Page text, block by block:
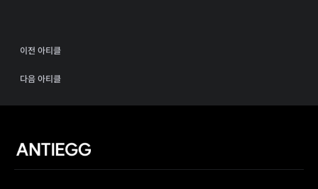
이전 아티클
다음 아티클